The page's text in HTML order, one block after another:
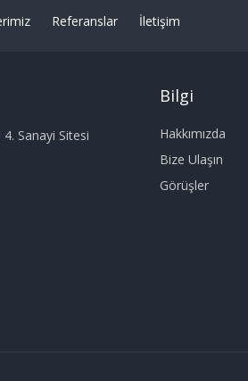
Referanslar İletişim
Sanayi Sitesi
Bilgi
Hakkımızda
Bize Ulaşın
Görüşler